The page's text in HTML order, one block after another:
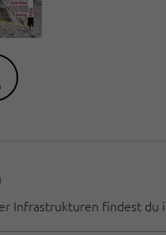
Infrastrukturen findest du